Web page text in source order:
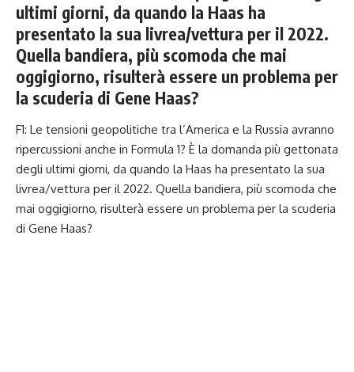
ultimi giorni, da quando la Haas ha
presentato la sua livrea/vettura per il 2022.
Quella bandiera, più scomoda che mai
oggigiorno, risulterà essere un problema per
la scuderia di Gene Haas?
F1: Le tensioni geopolitiche tra l’America e la Russia avranno
ripercussioni anche in Formula 1? È la domanda più gettonata
degli ultimi giorni, da quando la Haas ha presentato la sua
livrea/vettura per il 2022. Quella bandiera, più scomoda che
mai oggigiorno, risulterà essere un problema per la scuderia
di Gene Haas?